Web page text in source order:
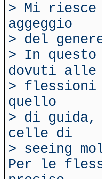
> Mi
aggeggio
> del
> In
dovuti alle
>
quello
> di guida,
celle di
> seeing
Per le